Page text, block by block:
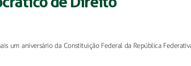
um aniversário da Constituição Federal da República